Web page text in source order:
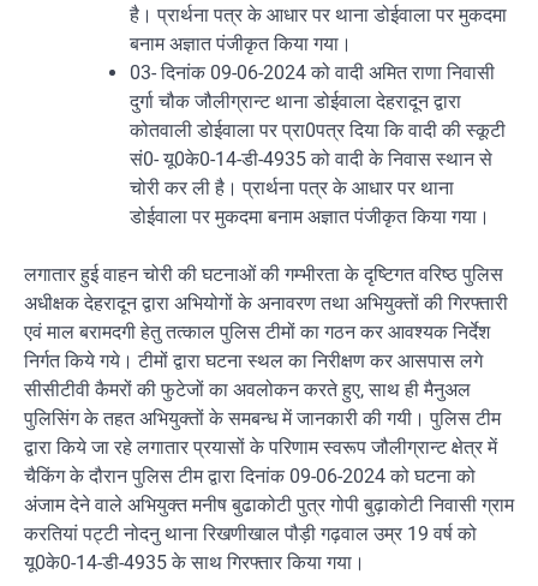
है। प्रार्थना पत्र के आधार पर थाना डोईवाला पर मुकदमा
बनाम अज्ञात पंजीकृत किया गया।
03- दिनांक 09-06-2024 को वादी अमित राणा निवासी
दुर्गा चौक जौलीग्रान्ट थाना डोईवाला देहरादून द्वारा
कोतवाली डोईवाला पर प्रा0पत्र दिया कि वादी की स्कूटी
सं0- यू0के0-14-डी-4935 को वादी के निवास स्थान से
चोरी कर ली है। प्रार्थना पत्र के आधार पर थाना
डोईवाला पर मुकदमा बनाम अज्ञात पंजीकृत किया गया।
लगातार हुई वाहन चोरी की घटनाओं की गम्भीरता के दृष्टिगत वरिष्ठ पुलिस
अधीक्षक देहरादून द्वारा अभियोगों के अनावरण तथा अभियुक्तों की गिरफ्तारी
एवं माल बरामदगी हेतु तत्काल पुलिस टीमों का गठन कर आवश्यक निर्देश
निर्गत किये गये। टीमों द्वारा घटना स्थल का निरीक्षण कर आसपास लगे
सीसीटीवी कैमरों की फुटेजों का अवलोकन करते हुए, साथ ही मैनुअल
पुलिसिंग के तहत अभियुक्तों के समबन्ध में जानकारी की गयी। पुलिस टीम
द्वारा किये जा रहे लगातार प्रयासों के परिणाम स्वरूप जौलीग्रान्ट क्षेत्र में
चैकिंग के दौरान पुलिस टीम द्वारा दिनांक 09-06-2024 को घटना को
अंजाम देने वाले अभियुक्त मनीष बुढाकोटी पुत्र गोपी बुढ़ाकोटी निवासी ग्राम
करतियां पट्टी नोदनु थाना रिखणीखाल पौड़ी गढ़वाल उम्र 19 वर्ष को
यू0के0-14-डी-4935 के साथ गिरफ्तार किया गया।